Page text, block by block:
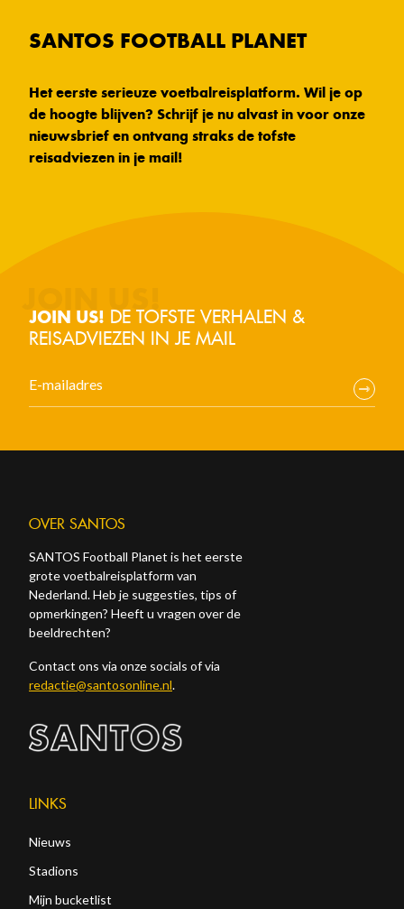
SANTOS FOOTBALL PLANET
Het eerste serieuze voetbalreisplatform. Wil je op
de hoogte blijven? Schrijf je nu alvast in voor onze
nieuwsbrief en ontvang straks de tofste
reisadviezen in je mail!
JOIN US! DE TOFSTE VERHALEN &
REISADVIEZEN IN JE MAIL
OVER SANTOS
SANTOS Football Planet is het eerste
grote voetbalreisplatform van
Nederland. Heb je suggesties, tips of
opmerkingen? Heeft u vragen over de
beeldrechten?
Contact ons via onze socials of via
redactie@santosonline.nl.
LINKS
Nieuws
Stadions
Mijn bucketlist